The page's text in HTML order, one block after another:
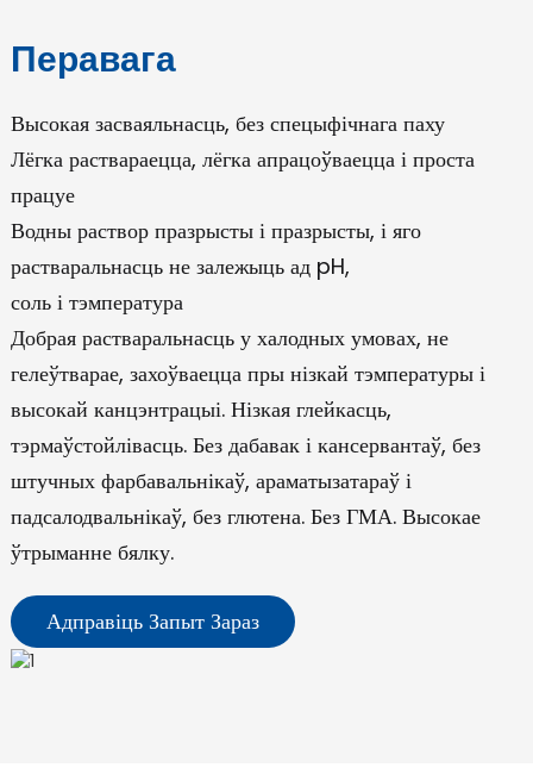
Перавага
Высокая засваяльнасць, без спецыфічнага паху
Лёгка раствараецца, лёгка апрацоўваецца і проста
працуе
Водны раствор празрысты і празрысты, і яго
растваральнасць не залежыць ад pH,
соль і тэмпература
Добрая растваральнасць у халодных умовах, не
гелеўтварае, захоўваецца пры нізкай тэмпературы і
высокай канцэнтрацыі. Нізкая глейкасць,
тэрмаўстойлівасць. Без дабавак і кансервантаў, без
штучных фарбавальнікаў, араматызатараў і
падсалодвальнікаў, без глютена. Без ГМА. Высокае
ўтрыманне бялку.
Адправіць Запыт Зараз